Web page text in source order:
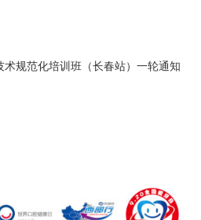
术规范化培训班（长春站）一轮通知